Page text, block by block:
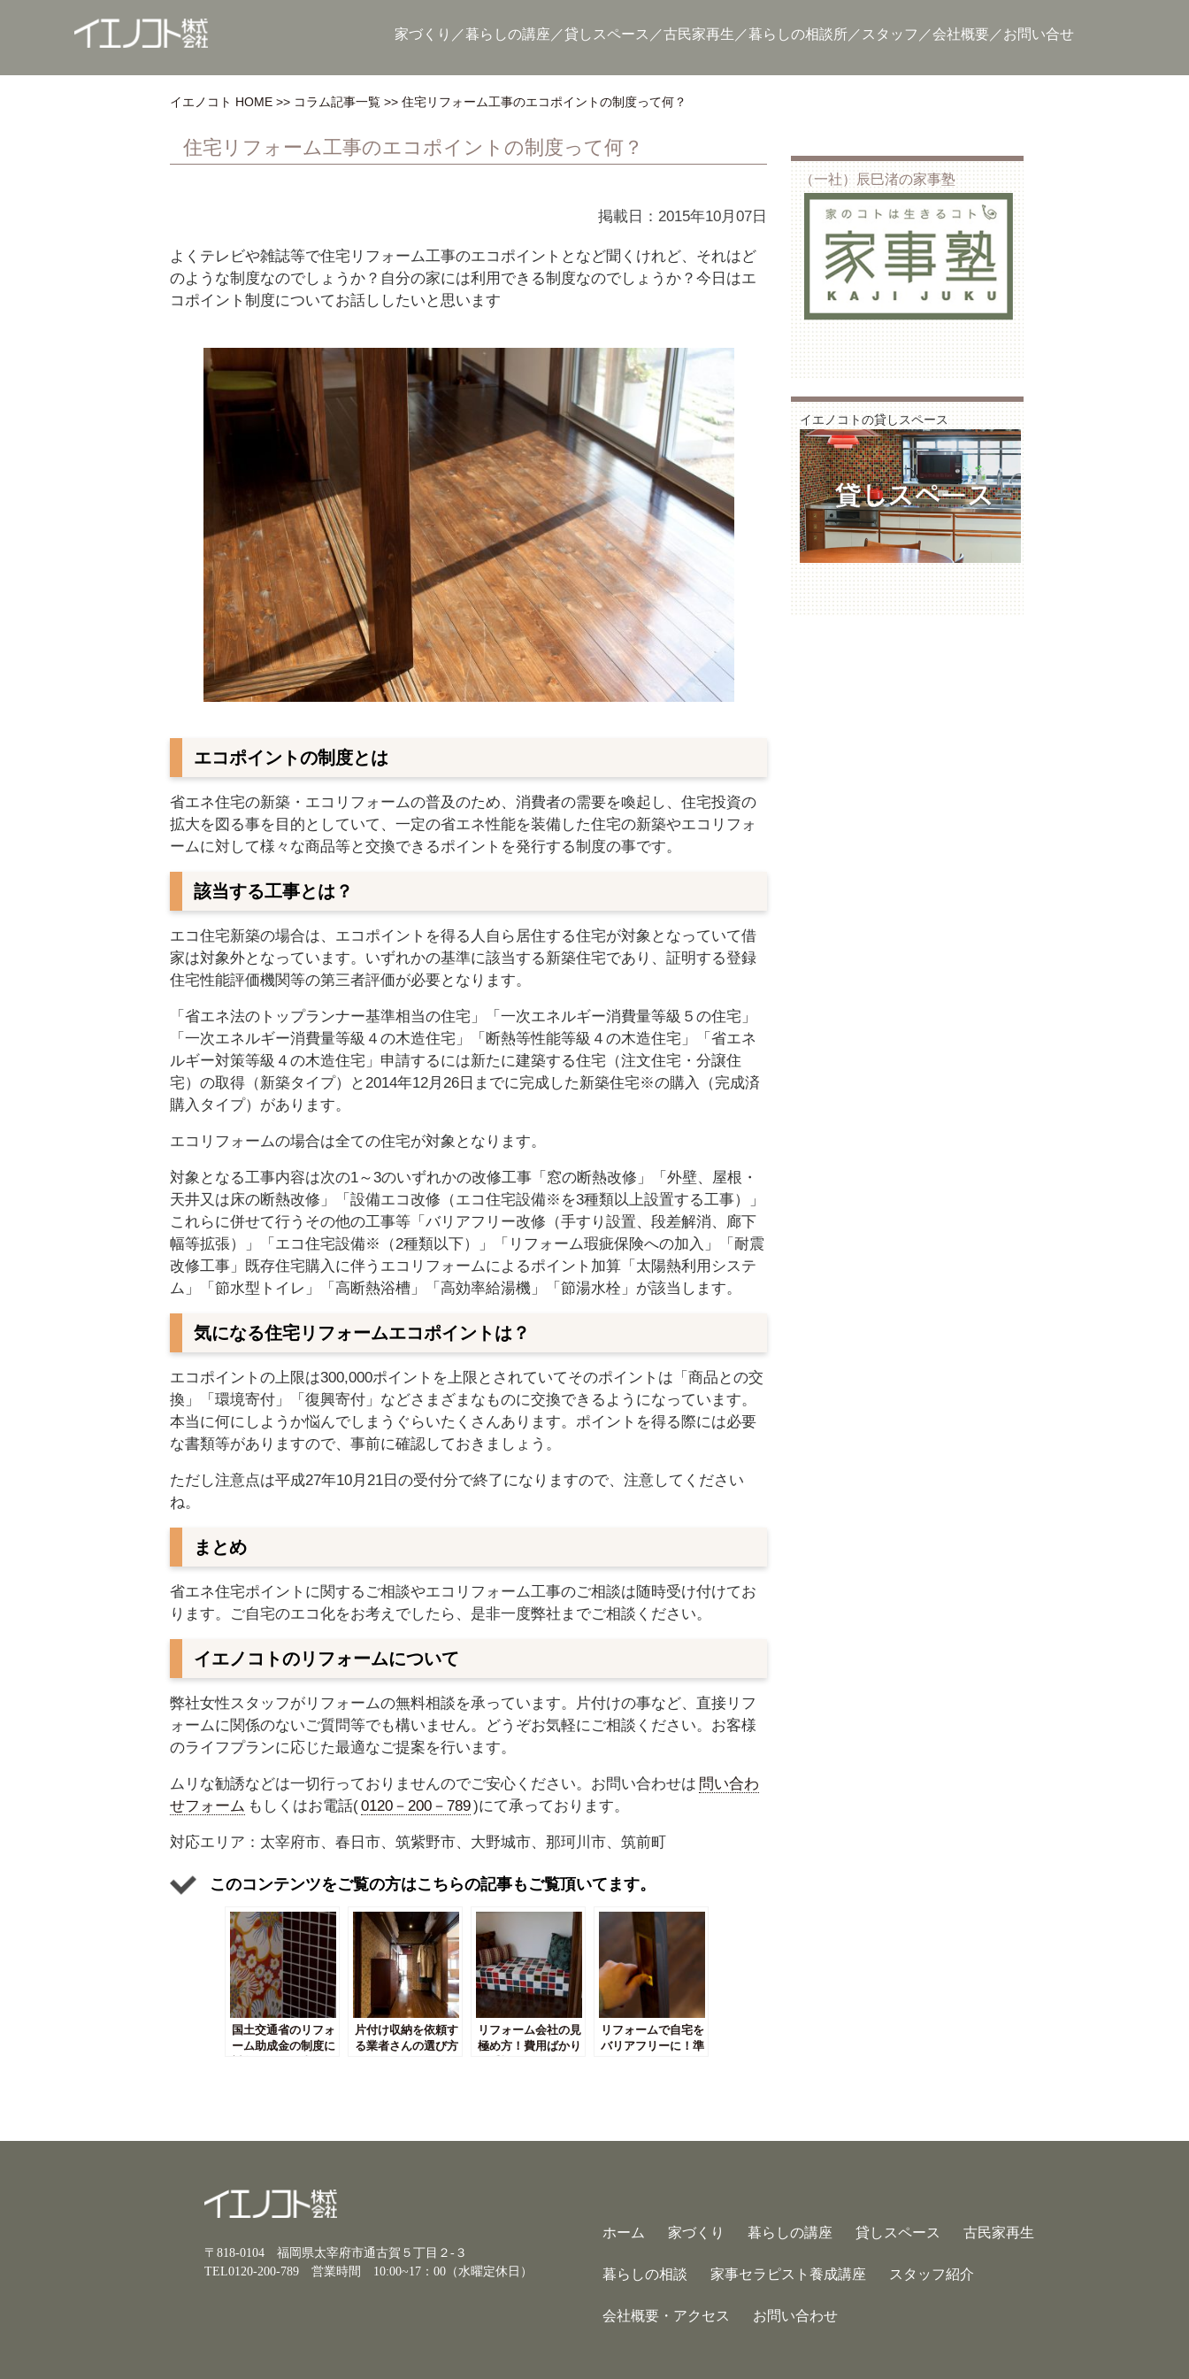
家づくり 暮らしの講座 貸しスペース 古民家再生 暮らしの相談所 スタッフ 会社概要 お問い合せ
イエノコト HOME コラム記事一覧 住宅リフォーム工事のエコポイントの制度って何？
住宅リフォーム工事のエコポイントの制度って何？
掲載日：2015年10月07日
よくテレビや雑誌等で住宅リフォーム工事のエコポイントとなど聞くけれど、それはど
のような制度なのでしょうか？自分の家には利用できる制度なのでしょうか？今日はエ
コポイント制度についてお話ししたいと思います
エコポイントの制度とは
省エネ住宅の新築・エコリフォームの普及のため、消費者の需要を喚起し、住宅投資の
拡大を図る事を目的としていて、一定の省エネ性能を装備した住宅の新築やエコリフォ
ームに対して様々な商品等と交換できるポイントを発行する制度の事です。
該当する工事とは？
エコ住宅新築の場合は、エコポイントを得る人自ら居住する住宅が対象となっていて借
家は対象外となっています。いずれかの基準に該当する新築住宅であり、証明する登録
住宅性能評価機関等の第三者評価が必要となります。
「省エネ法のトップランナー基準相当の住宅」「一次エネルギー消費量等級５の住宅」
「一次エネルギー消費量等級４の木造住宅」「断熱等性能等級４の木造住宅」「省エネ
ルギー対策等級４の木造住宅」申請するには新たに建築する住宅（注文住宅・分譲住
宅）の取得（新築タイプ）と2014年12月26日までに完成した新築住宅※の購入（完成済
購入タイプ）があります。
エコリフォームの場合は全ての住宅が対象となります。
対象となる工事内容は次の1～3のいずれかの改修工事「窓の断熱改修」「外壁、屋根・
天井又は床の断熱改修」「設備エコ改修（エコ住宅設備※を3種類以上設置する工事）」
これらに併せて行うその他の工事等「バリアフリー改修（手すり設置、段差解消、廊下
幅等拡張）」「エコ住宅設備※（2種類以下）」「リフォーム瑕疵保険への加入」「耐震
改修工事」既存住宅購入に伴うエコリフォームによるポイント加算「太陽熱利用システ
ム」「節水型トイレ」「高断熱浴槽」「高効率給湯機」「節湯水栓」が該当します。
気になる住宅リフォームエコポイントは？
エコポイントの上限は300,000ポイントを上限とされていてそのポイントは「商品との交
換」「環境寄付」「復興寄付」などさまざまなものに交換できるようになっています。
本当に何にしようか悩んでしまうぐらいたくさんあります。ポイントを得る際には必要
な書類等がありますので、事前に確認しておきましょう。
ただし注意点は平成27年10月21日の受付分で終了になりますので、注意してください
ね。
まとめ
省エネ住宅ポイントに関するご相談やエコリフォーム工事のご相談は随時受け付けてお
ります。ご自宅のエコ化をお考えでしたら、是非一度弊社までご相談ください。
イエノコトのリフォームについて
弊社女性スタッフがリフォームの無料相談を承っています。片付けの事など、直接リフ
ォームに関係のないご質問等でも構いません。どうぞお気軽にご相談ください。お客様
のライフプランに応じた最適なご提案を行います。
ムリな勧誘などは一切行っておりませんのでご安心ください。お問い合わせは 問い合わ
せフォーム もしくはお電話(0120－200－789)にて承っております。
対応エリア：太宰府市、春日市、筑紫野市、大野城市、那珂川市、筑前町
このコンテンツをご覧の方はこちらの記事もご覧頂いてます。
国土交通省のリフォ
ーム助成金の制度に
片付け収納を依頼す
る業者さんの選び方
リフォーム会社の見
極め方！費用ばかり
リフォームで自宅を
バリアフリーに！準
（一社）辰巳渚の家事塾
イエノコトの貸しスペース
ホーム 家づくり 暮らしの講座 貸しスペース 古民家再生
暮らしの相談 家事セラピスト養成講座 スタッフ紹介
会社概要・アクセス お問い合わせ
〒818-0104 福岡県太宰府市通古賀５丁目２-３
TEL0120-200-789 営業時間 10:00~17：00（水曜定休日）